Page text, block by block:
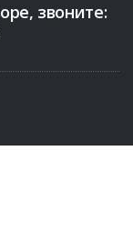
звоните: